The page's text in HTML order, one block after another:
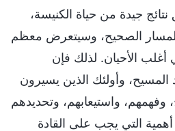
جيدة من حياة الكنيسة،
الصحيح، وسيتعرض معظم
أغلب الأحيان. لذلك فإن
المسيح، وأولئك الذين يسيرون
واستيعابهم، وتحديدهم
أهمية التي يجب على القادة